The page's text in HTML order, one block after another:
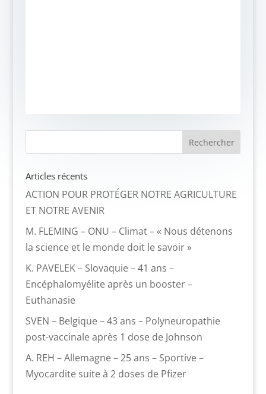
Articles récents
ACTION POUR PROTÉGER NOTRE AGRICULTURE
ET NOTRE AVENIR
M. FLEMING – ONU – Climat – « Nous détenons
la science et le monde doit le savoir »
K. PAVELEK – Slovaquie – 41 ans –
Encéphalomyélite après un booster –
Euthanasie
SVEN – Belgique – 43 ans – Polyneuropathie
post-vaccinale après 1 dose de Johnson
A. REH – Allemagne – 25 ans – Sportive –
Myocardite suite à 2 doses de Pfizer